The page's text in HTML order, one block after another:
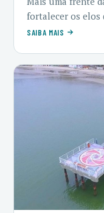
fortalecer os elos
SAIBA MAIS